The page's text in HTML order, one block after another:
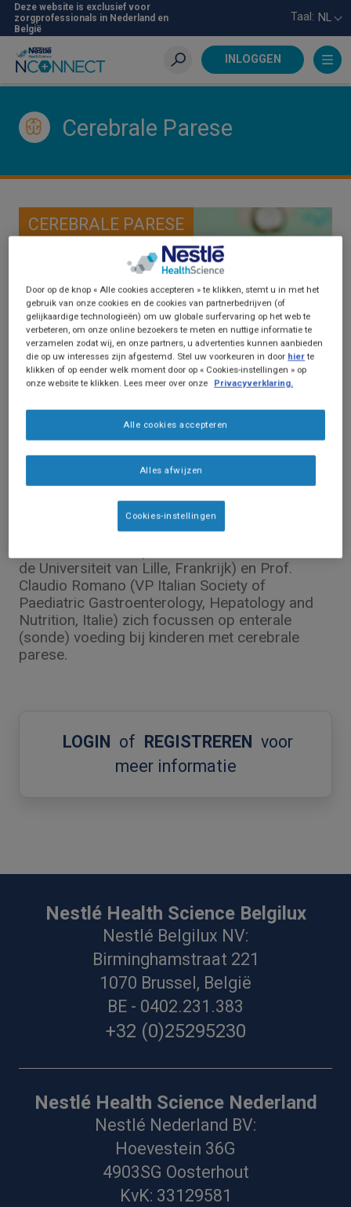
Skip
main
content
Deze website is exclusief voor
zorgprofessionals in Nederland en
België
Taal: NL
INLOGGEN
Zoeken
Cerebrale Parese
CEREBRALE PARESE
Webinar ESPGHAN: Enterale voeden van
kinderen met CP
Symposium over het nutritionele beleid van
kinderen met cerebrale parese waarin Prof.
de Universiteit van Lille, Frankrijk) en Prof.
Claudio Romano (VP Italian Society of
Paediatric Gastroenterology, Hepatology and
Nutrition, Italie) zich focussen op enterale
(sonde) voeding bij kinderen met cerebrale
parese.
LOGIN of REGISTREREN voor
meer informatie
Nestlé Health Science Belgilux
Nestlé Belgilux NV:
Birminghamstraat 221
1070 Brussel, België
BE - 0402.231.383
+32 (0)25295230
Nestlé Health Science Nederland
Nestlé Nederland BV:
Hoevestein 36G
4903SG Oosterhout
KvK: 33129581
Door op de knop « Alle cookies accepteren » te klikken, stemt u in met het
gebruik van onze cookies en de cookies van partnerbedrijven (of
gelijkaardige technologieën) om uw globale surfervaring op het web te
verbeteren, om onze online bezoekers te meten en nuttige informatie te
verzamelen zodat wij, en onze partners, u advertenties kunnen aanbieden
die op uw interesses zijn afgestemd. Stel uw voorkeuren in door hierte
klikken of op eender welk moment door op « Cookies-instellingen » op
onze website te klikken. Lees meer over onze
Privacyverklaring.
Alles afwijzen
Alle cookies accepteren
Cookies-instellingen